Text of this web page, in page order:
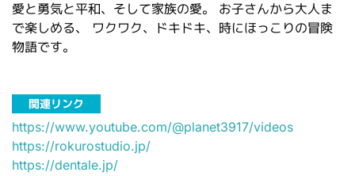
愛と勇気と平和、そして家族の愛。 お子さんから大人ま
で楽しめる、 ワクワク、ドキドキ、時にほっこりの冒険
物語です。
関連リンク
https://www.youtube.com/@planet3917/videos
https://rokurostudio.jp/
https://dentale.jp/